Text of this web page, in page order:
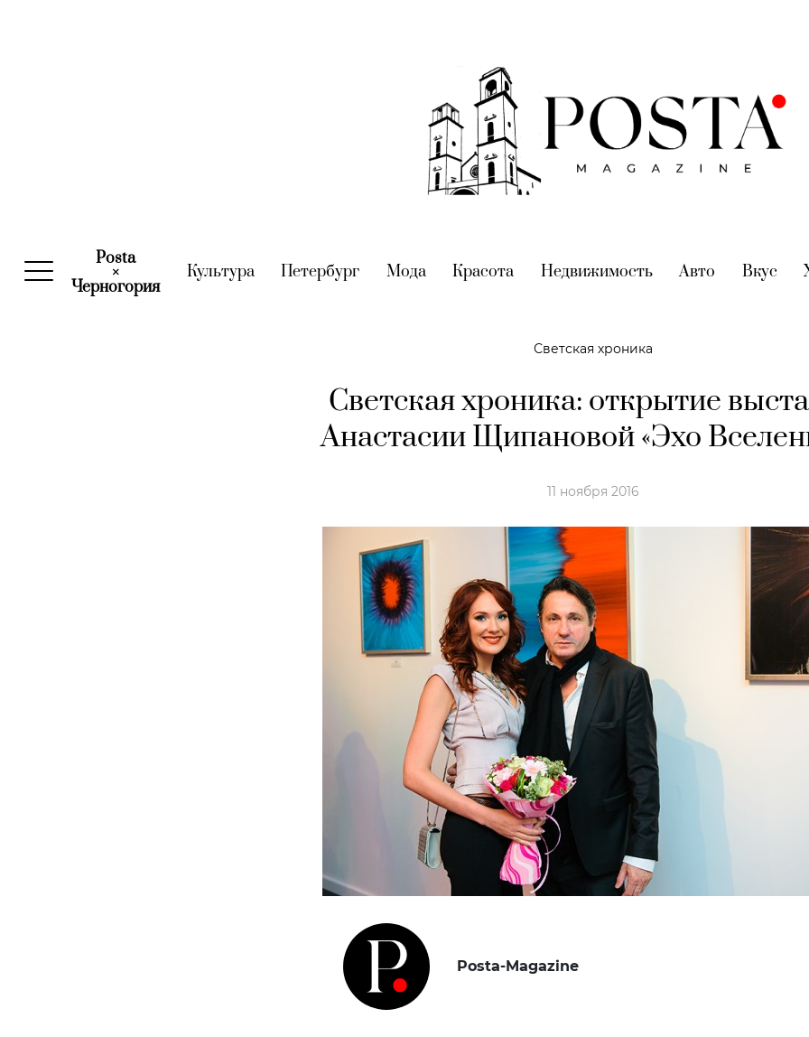
Posta
×
Черногория(current)
Культура(current)
Петербург (current)
Мода(current)
Красота (current)
Недвижимость(current)
Авто (current)
Вкус
Светская хроника
Светская хроника: открытие
Анастасии Щипановой «Эхо
11 ноября 2016
Posta-Magazine